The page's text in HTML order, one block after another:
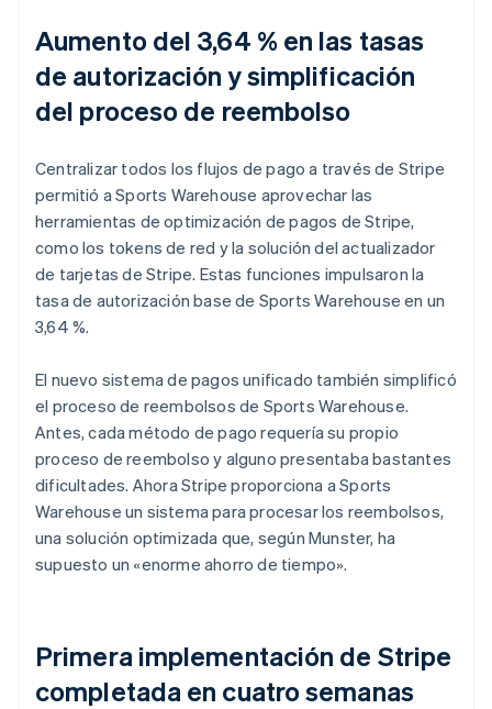
Aumento del 3,64 % en las tasas
de autorización y simplificación
del proceso de reembolso
Centralizar todos los flujos de pago a través de Stripe
permitió a Sports Warehouse aprovechar las
herramientas de optimización de pagos de Stripe,
como los tokens de red y la solución del actualizador
de tarjetas de Stripe. Estas funciones impulsaron la
tasa de autorización base de Sports Warehouse en un
3,64 %.
El nuevo sistema de pagos unificado también simplificó
el proceso de reembolsos de Sports Warehouse.
Antes, cada método de pago requería su propio
proceso de reembolso y alguno presentaba bastantes
dificultades. Ahora Stripe proporciona a Sports
Warehouse un sistema para procesar los reembolsos,
una solución optimizada que, según Munster, ha
supuesto un «enorme ahorro de tiempo».
Primera implementación de Stripe
completada en cuatro semanas